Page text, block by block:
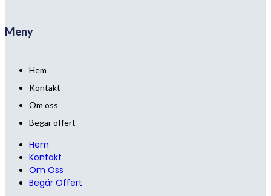
Meny
Hem
Kontakt
Om oss
Begär offert
Hem
Kontakt
Om Oss
Begär Offert